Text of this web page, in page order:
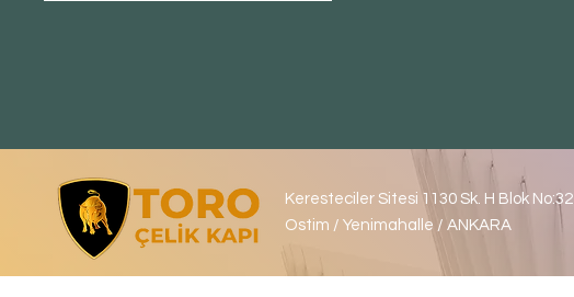
Keresteciler Sitesi 1130 Sk. H Blok No:32
Ostim / Yenimahalle / ANKARA